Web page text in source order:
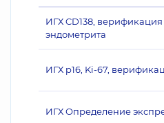
ИГХ CD138,
эндометрита
ИГХ p16, Ki-67,
ИГХ Определение